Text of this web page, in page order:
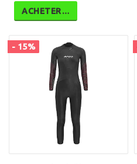
ACHETER…
- 15%